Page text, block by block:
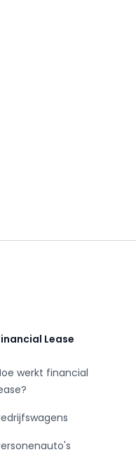
Lease
werkt financial